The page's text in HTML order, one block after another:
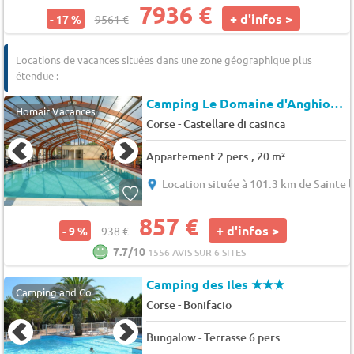
- 17 % 9561 € 7936 € + d'infos >
Locations de vacances situées dans une zone géographique plus
étendue :
Homair Vacances Camping Le Domaine d'Anghione *
Corse-Castellare di casinca
Appartement 2 pers., 20 m²
Location située à 101.3 km de Sainte
- 9 % 938 € 857 € + d'infos >
7.7/10 1556 AVIS SUR 6 SITES
Camping and Co Camping des Iles★★★
Corse- Bonifacio
Bungalow - Terrasse 6 pers.